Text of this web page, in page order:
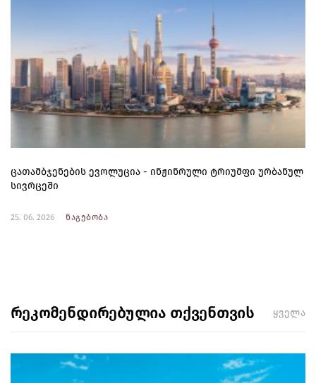
ცათამბჯენების ევოლუცია - ინჟინრული ტრიუმფი ურბანულ
სივრცეში
25. 06. 2026 ნაგებობა
რეკომენდირებულია თქვენთვის ყველა